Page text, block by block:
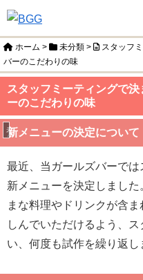
ホーム > 未分類 >
スタッフ
バーのこだわりの味
スタッフミーティングで
ーのこだわりの味
未分類
新メニューの決定について
最近、当ガールズバーでは
新メニューを決定しまし
まな料理やドリンクが含
しんでいただけるよう、
い、何度も試作を繰り返し